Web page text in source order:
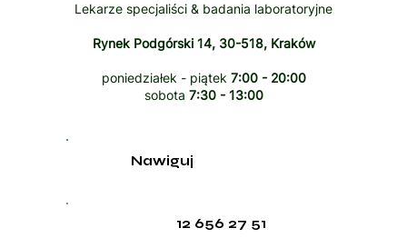
Lekarze specjaliści & badania laboratoryjne
Rynek Podgórski 14, 30-518, Kraków
poniedziałek - piątek 7:00 - 20:00
sobota 7:30 - 13:00
12 656 27 51
Nawiguj